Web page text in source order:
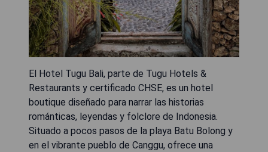
El Hotel Tugu Bali, parte de Tugu Hotels &
Restaurants y certificado CHSE, es un hotel
boutique diseñado para narrar las historias
románticas, leyendas y folclore de Indonesia.
Situado a pocos pasos de la playa Batu Bolong y
en el vibrante pueblo de Canggu, ofrece una